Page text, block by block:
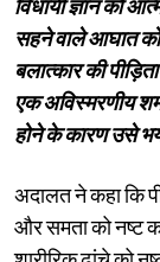
विधायी ज्ञान को
सहने वाले आघात
बलात्कार की
एक अविस्मरणीय
होने के कारण उसे
अदालत ने कहा कि
और समता को नष्ट